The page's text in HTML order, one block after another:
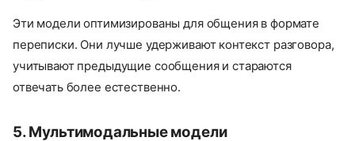
Эти модели оптимизированы для общения в формате
переписки. Они лучше удерживают контекст разговора,
учитывают предыдущие сообщения и стараются
отвечать более естественно.
5. Мультимодальные модели